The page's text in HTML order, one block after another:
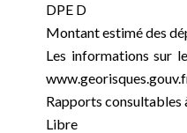
DPE D
Montant estimé des
Les informations sur
Rapports consultables
Libre